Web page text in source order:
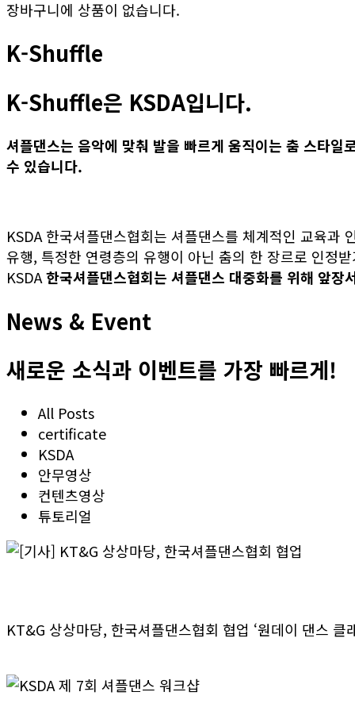
장바구니에 상품이 없습니다.
K-Shuffle
K-Shuffle은 KSDA입니다.
셔플댄스는 음악에 맞춰 발을 빠르게 움직이는 춤 스타일
수 있습니다.
KSDA 한국셔플댄스협회는 셔플댄스를 체계적인 교육과
유행, 특정한 연령층의 유행이 아닌 춤의 한 장르로 인정
KSDA한국셔플댄스협회는 셔플댄스 대중화를 위해 앞장
News & Event
새로운 소식과 이벤트를 가장 빠르게!
All Posts
certificate
KSDA
안무영상
컨텐츠영상
튜토리얼
KT&G 상상마당, 한국셔플댄스협회 협업 ‘원데이 댄스